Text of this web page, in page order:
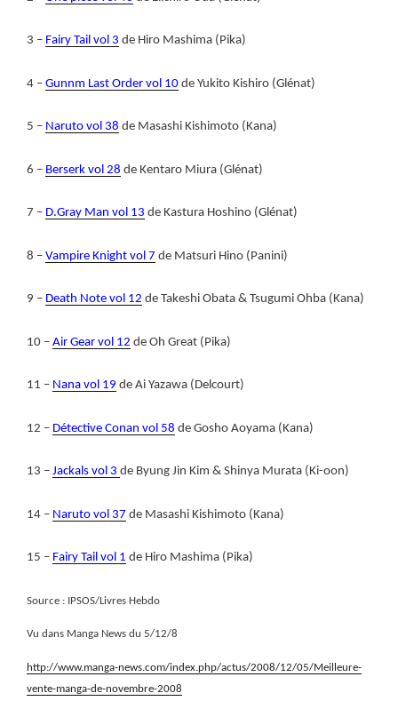
3 – Fairy Tail vol 3 de Hiro Mashima (Pika)
4 – Gunnm Last Order vol 10 de Yukito Kishiro (Glénat)
5 – Naruto vol 38 de Masashi Kishimoto (Kana)
6 – Berserk vol 28 de Kentaro Miura (Glénat)
7 – D.Gray Man vol 13 de Kastura Hoshino (Glénat)
8 – Vampire Knight vol 7 de Matsuri Hino (Panini)
9 – Death Note vol 12 de Takeshi Obata & Tsugumi Ohba (Kana)
10 – Air Gear vol 12 de Oh Great (Pika)
11 – Nana vol 19 de Ai Yazawa (Delcourt)
12 – Détective Conan vol 58 de Gosho Aoyama (Kana)
13 – Jackals vol 3 de Byung Jin Kim & Shinya Murata (Ki-oon)
14 – Naruto vol 37 de Masashi Kishimoto (Kana)
15 – Fairy Tail vol 1 de Hiro Mashima (Pika)
Source : IPSOS/Livres Hebdo
Vu dans Manga News du 5/12/8
http://www.manga-news.com/index.php/actus/2008/12/05/Meilleure-
vente-manga-de-novembre-2008